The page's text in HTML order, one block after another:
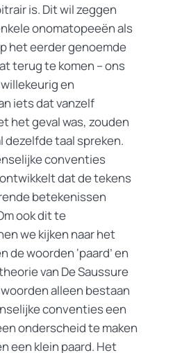
is. Dit wil zeggen
onomatopeeën als
het eerder genoemde
terug te komen – ons
en
iets dat vanzelf
het geval was, zouden
dezelfde taal spreken.
conventies
dat de tekens
betekenissen
ook dit te
we kijken naar het
woorden ‘paard’ en
van De Saussure
alleen bestaan
conventies een
onderscheid te maken
een klein paard. Het